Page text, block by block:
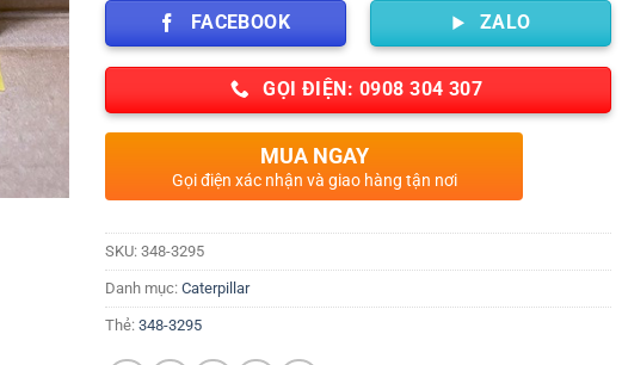
FACEBOOK ZALO
GỌI ĐIỆN: 0908 304 307
MUA NGAY
Gọi điện xác nhận và giao hàng tận nơi
SKU:348-3295
Danh mục:Caterpillar
Thẻ:348-3295